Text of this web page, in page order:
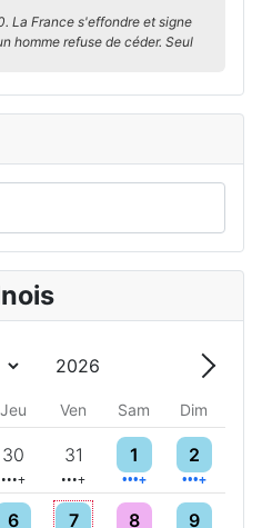
La France s'effondre et signe
homme refuse de céder. Seul
Année
Jeu Ven Sam Dim
30
6 évènements
31
10 évènements
1
9 évènements
2
6
6
évènements
7
7 évènements
8
10 évènements
9
6